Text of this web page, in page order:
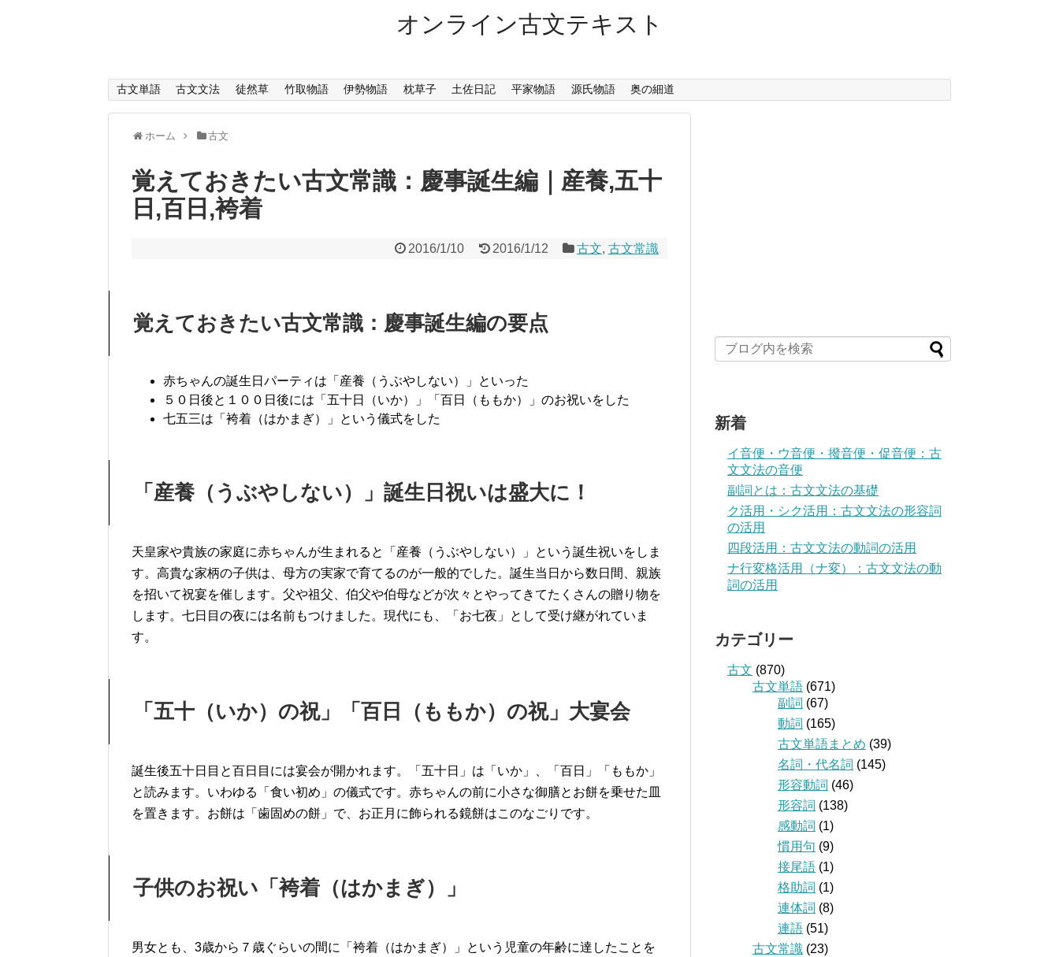
オンライン古文テキスト
古文単語 古文文法 徒然草 竹取物語 伊勢物語 枕草子 土佐日記 平家物語 源氏物語 奥の細道
ホーム 古文
覚えておきたい古文常識：慶事誕生編｜産養,五十
日,百日,袴着
2016/1/10 2016/1/12 古文, 古文常識
覚えておきたい古文常識：慶事誕生編の要点
赤ちゃんの誕生日パーティは「産養（うぶやしない）」といった
５０日後と１００日後には「五十日（いか）」「百日（ももか）」のお祝いをした
七五三は「袴着（はかまぎ）」という儀式をした
「産養（うぶやしない）」誕生日祝いは盛大に！
天皇家や貴族の家庭に赤ちゃんが生まれると「産養（うぶやしない）」という誕生祝いをしま
す。高貴な家柄の子供は、母方の実家で育てるのが一般的でした。誕生当日から数日間、親族
を招いて祝宴を催します。父や祖父、伯父や伯母などが次々とやってきてたくさんの贈り物を
します。七日目の夜には名前もつけました。現代にも、「お七夜」として受け継がれていま
す。
「五十（いか）の祝」「百日（ももか）の祝」大宴会
誕生後五十日目と百日目には宴会が開かれます。「五十日」は「いか」、「百日」「ももか」
と読みます。いわゆる「食い初め」の儀式です。赤ちゃんの前に小さな御膳とお餅を乗せた皿
を置きます。お餅は「歯固めの餅」で、お正月に飾られる鏡餅はこのなごりです。
子供のお祝い「袴着（はかまぎ）」
男女とも、3歳から７歳ぐらいの間に「袴着（はかまぎ）」という児童の年齢に達したことを
新着
イ音便・ウ音便・撥音便・促音便：古
文文法の音便
副詞とは：古文文法の基礎
ク活用・シク活用：古文文法の形容詞
の活用
四段活用：古文文法の動詞の活用
ナ行変格活用（ナ変）：古文文法の動
詞の活用
カテゴリー
古文 (870)
古文単語 (671)
副詞 (67)
動詞 (165)
古文単語まとめ (39)
名詞・代名詞 (145)
形容動詞 (46)
形容詞 (138)
感動詞 (1)
慣用句 (9)
接尾語 (1)
格助詞 (1)
連体詞 (8)
連語 (51)
古文常識 (23)